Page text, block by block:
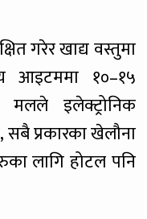
गरेर खाद्य वस्तुमा
आइटममा १०–१५
इलेक्ट्रोनिक
सबै प्रकारका खेलौना
लागि होटल पनि